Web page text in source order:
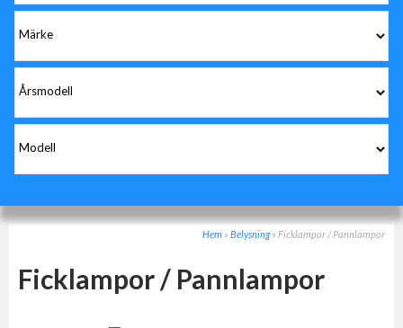
Hem » Belysning» Ficklampor / Pannlampor
Ficklampor / Pannlampor